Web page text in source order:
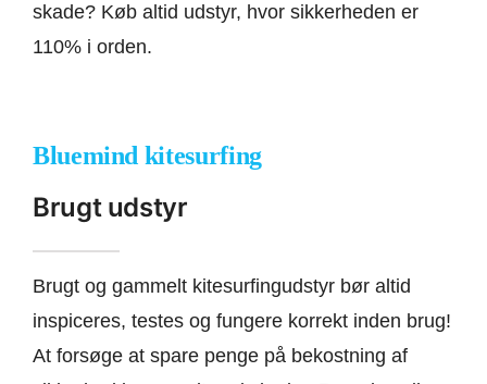
skade? Køb altid udstyr, hvor sikkerheden er
110% i orden.
Bluemind kitesurfing
Brugt udstyr
Brugt og gammelt kitesurfingudstyr bør altid
inspiceres, testes og fungere korrekt inden brug!
At forsøge at spare penge på bekostning af